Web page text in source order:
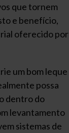
que tornem
e benefício,
oferecido por
um bom leque
possa
dentro do
levantamento
sistemas de